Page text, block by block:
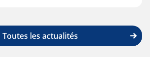
Toutes les actualités